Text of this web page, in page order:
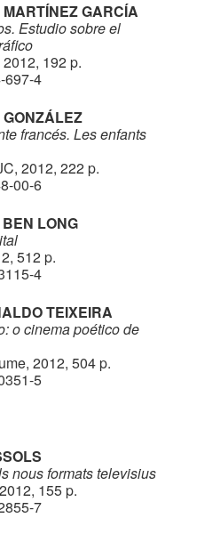
GARCÍA
Estudio sobre el
192 p.
697-4
francés. Les enfants
2012, 222 p.
00-6
LONG
512 p.
4
TEIXEIRA
o cinema poético de
2012, 504 p.
5
nous formats televisius
155 p.
7